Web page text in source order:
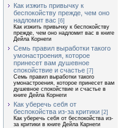
Как изжить привычку к
беспокойству прежде, чем оно
надломит вас [6]
Как изжить привычку к беспокойству
прежде, чем оно надломит вас в книге
Дейла Корнеги
Семь правил выработки такого
умонастроения, которое
принесет вам душевное
спокойствие и счастье [7]
Семь правил выработки такого
умонастроения, которое принесет вам
душевное спокойствие и счастье в
книге Дейла Корнеги
Как уберечь себя от
беспокойства из-за критики [2]
Как уберечь себя от беспокойства из-
за критики в книге Дейла Карнеги